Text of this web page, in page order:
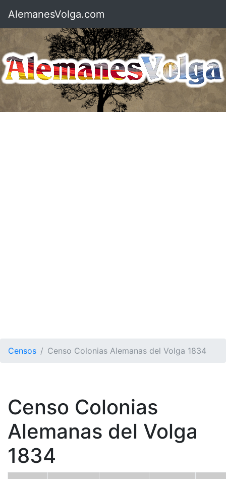
AlemanesVolga.com
Censos Censo Colonias Alemanas del Volga 1834
Censo Colonias
Alemanas del Volga
1834